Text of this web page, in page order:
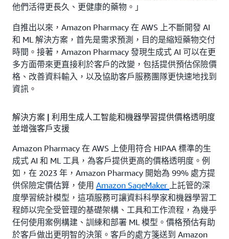
他們活得更長久、更健康的藥物。」
自推出以來，Amazon Pharmacy 在 AWS 上不斷開發 AI
和 ML 解決方案，首先是需求預測，目的是縮短藥物交付
時間。接著，Amazon Pharmacy 發現生成式 AI 可以在更
多方面帶來更直接利於客戶的改變，包括提供預估保險價
格、改善資料輸入，以及協助客戶服務團隊更快速地找到
資訊。
解決方案 | 利用生成人工智能和機器學習提供價格透明度
並增強客戶支援
Amazon Pharmacy 在 AWS 上使用符合 HIPAA 標準的生
成式 AI 和 ML 工具，為客戶提供更高的價格透明度。例
如，在 2023 年，Amazon Pharmacy 開始為 99% 處方提
供保險定價估算，使用 Amazon SageMaker 上託管的深
度學習統計模型，這項服務可讓資料科學家和機器學習工
程師以完全受管理的基礎架構、工具和工作流程，為幾乎
任何使用案例構建、訓練和部署 ML 模型。價格預估有助
於客戶做出更明智的決策。客戶的處方箋送到 Amazon